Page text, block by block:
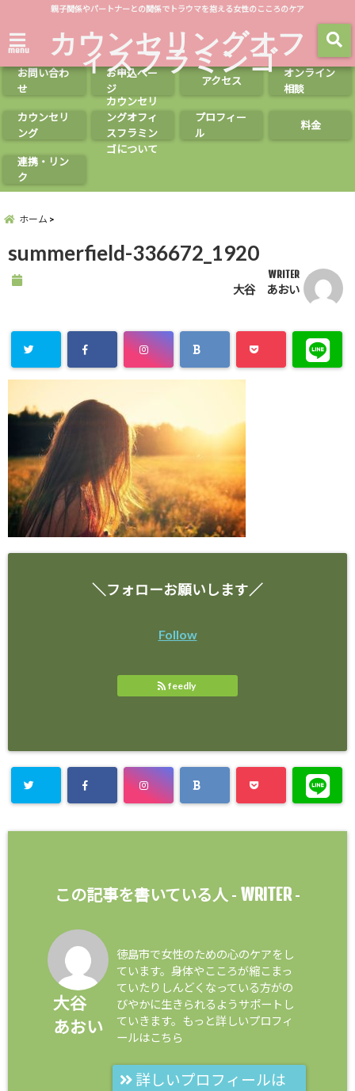
親子関係やパートナーとの関係でトラウマを抱える女性のこころのケア
menu カウンセリングオフ
ィスフラミンゴ
お問い合わ
せ
お申込ペー
ジ
アクセス
オンライン
相談
カウンセリ
ング
カウンセリ
ングオフィ
スフラミン
ゴについて
プロフィー
ル
料金
連携・リン
ク
ホーム
summerfield-336672_1920
WRITER
大谷 あおい
＼フォローお願いします／
Follow
feedly
この記事を書いている人 - WRITER -
大谷
あおい
徳島市で女性のための心のケアをし
ています。身体やこころが縮こまっ
ていたりしんどくなっている方がの
びやかに生きられるようサポートし
ていきます。もっと詳しいプロフィ
ールはこちら
詳しいプロフィールは